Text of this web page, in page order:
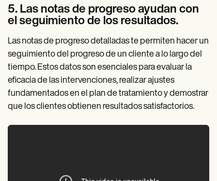
5. Las notas de progreso ayudan con
el seguimiento de los resultados.
Las notas de progreso detalladas te permiten hacer un
seguimiento del progreso de un cliente a lo largo del
tiempo. Estos datos son esenciales para evaluar la
eficacia de las intervenciones, realizar ajustes
fundamentados en el plan de tratamiento y demostrar
que los clientes obtienen resultados satisfactorios.